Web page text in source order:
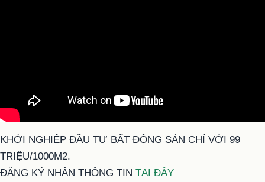
KHỞI NGHIỆP ĐẦU TƯ BẤT ĐỘNG SẢN CHỈ VỚI 99
TRIỆU/1000M2.
ĐĂNG KÝ NHẬN THÔNG TIN TẠI ĐÂY